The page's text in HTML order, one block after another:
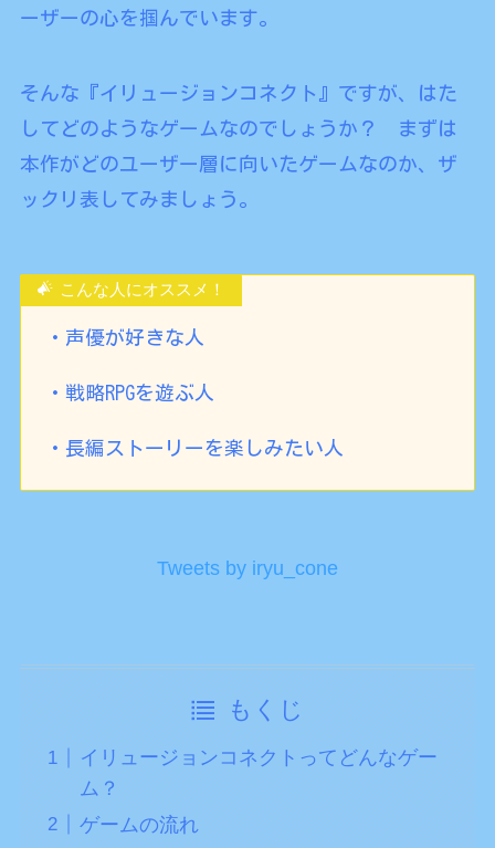
ーザーの心を掴んでいます。
そんな『イリュージョンコネクト』ですが、はた
してどのようなゲームなのでしょうか？ まずは
本作がどのユーザー層に向いたゲームなのか、ザ
ックリ表してみましょう。
こんな人にオススメ！
・声優が好きな人
・戦略RPGを遊ぶ人
・長編ストーリーを楽しみたい人
Tweets by iryu_cone
もくじ
イリュージョンコネクトってどんなゲー
ム？
ゲームの流れ